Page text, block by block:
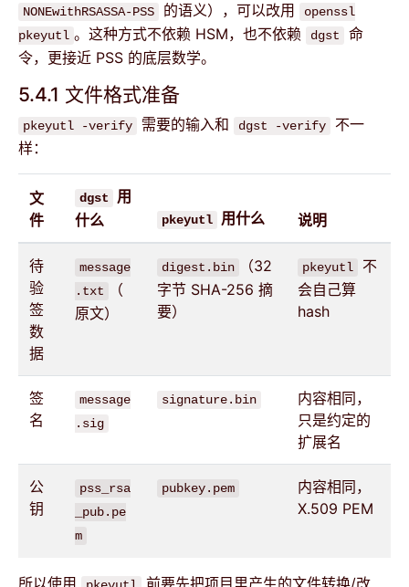
NONEwithRSASSA-PSS 的语义），可以改用
openssl
pkeyutl 。这种方式不依赖 HSM，也不依赖 dgst
命
令，更接近 PSS 的底层数学。
5.4.1 文件格式准备
pkeyutl -verify 需要的输入和 dgst -verify
不一
样：
文
件
dgst
用
什么
pkeyutl 用什么 说明
待
验
签
数
据
message
.txt
（
原文）
digest.bin
（32
字节 SHA-256 摘
要）
pkeyutl
不
会自己算
hash
签
名
message
.sig
signature.bin
内容相同，
只是约定的
扩展名
公
钥
pss_rsa
_pub.pe
m
pubkey.pem
内容相同，
X.509 PEM
所以使用 前要先把项目里产生的文件转换/改